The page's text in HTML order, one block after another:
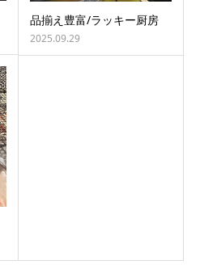
品揃え豊富/ラッキー厨房
2025.09.29